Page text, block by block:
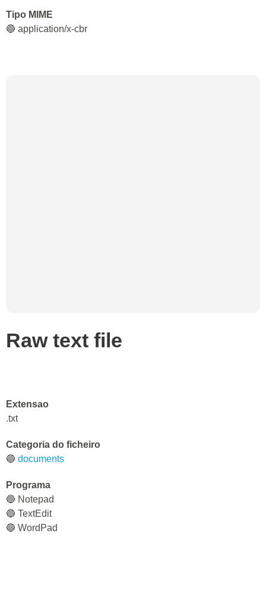
Tipo MIME
🔵 application/x-cbr
Raw text file
Extensao
.txt
Categoria do ficheiro
🔵 documents
Programa
🔵 Notepad
🔵 TextEdit
🔵 WordPad